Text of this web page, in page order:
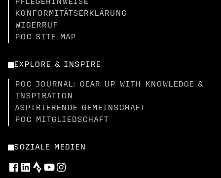
PFLEGEHINWEISE
KONFORMITÄTSERKLÄRUNG
WIDERRUF
POC SITE MAP
EXPLORE & INSPIRE
POC JOURNAL: GEAR UP WITH KNOWLEDGE &
INSPIRATION
ASPIRIERENDE GEMEINSCHAFT
POC MITGLIEDSCHAFT
SOZIALE MEDIEN